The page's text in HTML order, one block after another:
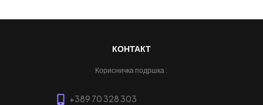
КОНТАКТ
Корисничка подршка :
+389 70 328 303